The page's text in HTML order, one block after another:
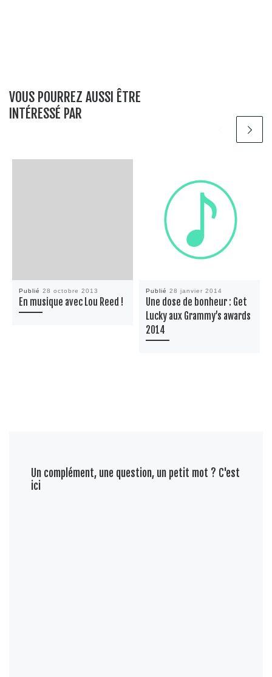
VOUS POURREZ AUSSI ÊTRE
INTÉRESSÉ PAR
Publié28 octobre 2013
En musique avec Lou Reed !
Publié28 janvier 2014
Une dose de bonheur : Get
Lucky aux Grammy’s awards
2014
Un complément, une question, un petit mot ? C'est
ici